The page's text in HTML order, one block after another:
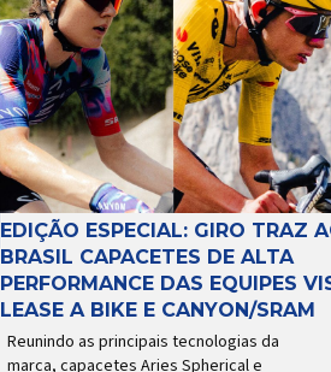
EDIÇÃO ESPECIAL: GIRO TRAZ
BRASIL CAPACETES DE ALTA
PERFORMANCE DAS EQUIPES
LEASE A BIKE E CANYON/SRAM
Reunindo as principais tecnologias da
marca, capacetes Aries Spherical e